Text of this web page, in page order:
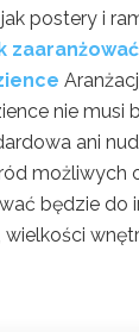
postery i
nie musi
ani
możliwych
będzie do
wielkości